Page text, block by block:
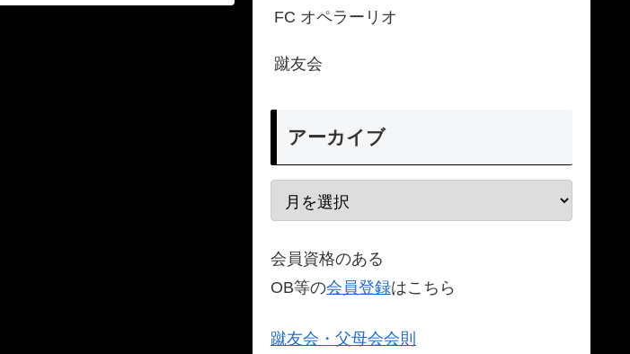
FC オペラーリオ
蹴友会
アーカイブ
会員資格のある
OB等の会員登録はこちら
蹴友会・父母会会則